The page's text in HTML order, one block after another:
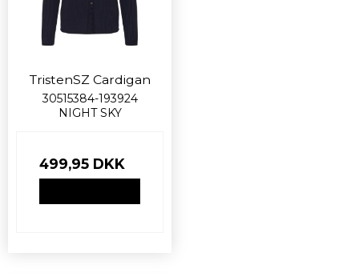
TristenSZ Cardigan
30515384-193924
NIGHT SKY
499,95 DKK